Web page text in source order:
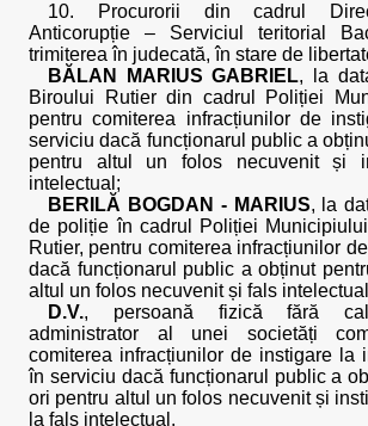
10. Procurorii din cadrul
Anticorupție – Serviciul teritorial
trimiterea în judecată, în stare de
BĂLAN MARIUS GABRIEL, la
Biroului Rutier din cadrul Poliției
pentru comiterea infracțiunilor de
serviciu dacă funcționarul public a
pentru altul un folos necuvenit și
intelectual;
BERILĂ BOGDAN - MARIUS, la
de poliție în cadrul Poliției
Rutier, pentru comiterea infracțiunilor
dacă funcționarul public a obținut
altul un folos necuvenit și fals
D.V., persoană fizică fără
administrator al unei societăți
comiterea infracțiunilor de instigare la
în serviciu dacă funcționarul public a
ori pentru altul un folos necuvenit și
la fals intelectual.